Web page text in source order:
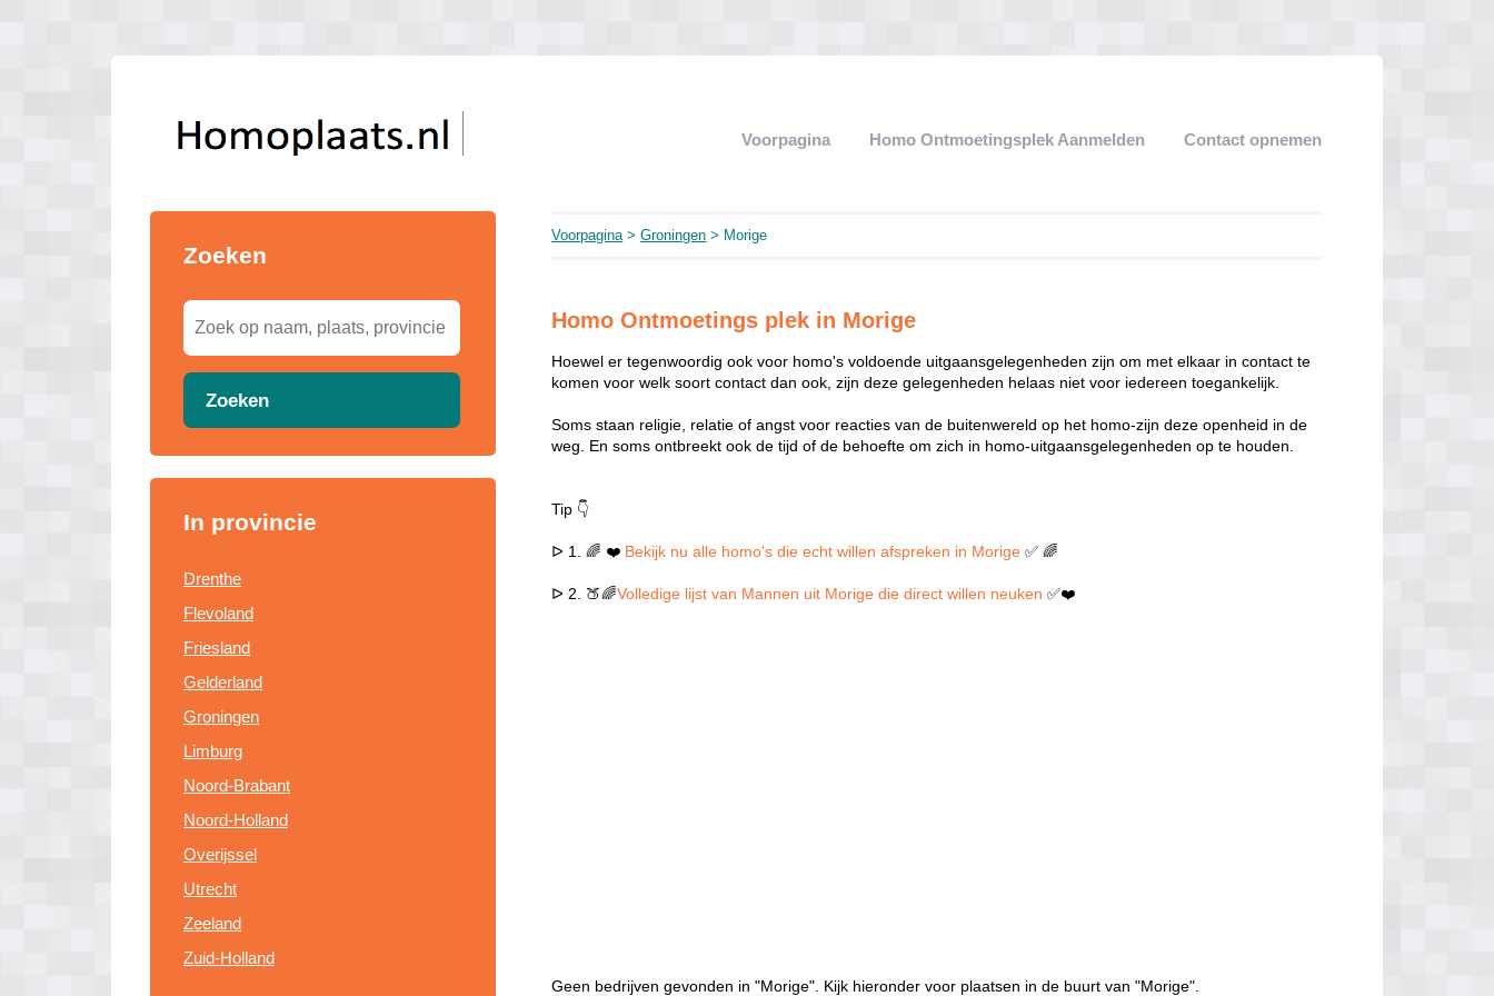
Voorpagina Homo Ontmoetingsplek Aanmelden Contact opnemen
Zoeken
Zoeken
In provincie
Drenthe
Flevoland
Friesland
Gelderland
Groningen
Limburg
Noord-Brabant
Noord-Holland
Overijssel
Utrecht
Zeeland
Zuid-Holland
Voorpagina>Groningen > Morige
Homo Ontmoetings plek in Morige
Hoewel er tegenwoordig ook voor homo's voldoende uitgaansgelegenheden zijn om met elkaar in contact te
komen voor welk soort contact dan ook, zijn deze gelegenheden helaas niet voor iedereen toegankelijk.
Soms staan religie, relatie of angst voor reacties van de buitenwereld op het homo-zijn deze openheid in de
weg. En soms ontbreekt ook de tijd of de behoefte om zich in homo-uitgaansgelegenheden op te houden.
Tip 👇
ᐅ 1. 🌈 ❤️ Bekijk nu alle homo's die echt willen afspreken in Morige ✅ 🌈
ᐅ 2. 🍑🌈Volledige lijst van Mannen uit Morige die direct willen neuken✅❤️
Geen bedrijven gevonden in "Morige". Kijk hieronder voor plaatsen in de buurt van "Morige".